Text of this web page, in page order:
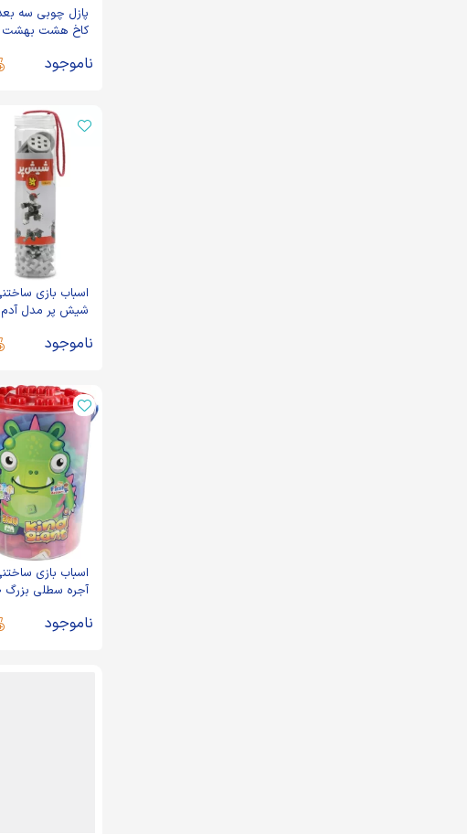
پازل چوبی سه
کاخ هشت بهشت
ناموجود
اسباب بازی
شیش پر مدل آدم
ناموجود
اسباب بازی
ناموجود